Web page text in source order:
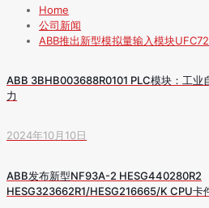
Home
公司新闻
ABB推出新型模拟量输入模块
ABB 3BHB003688R0101 PLC模块：工业
力
2024年10月10日
ABB发布新型NF93A-2 HESG440280R2
HESG323662R1/HESG216665/K CPU卡